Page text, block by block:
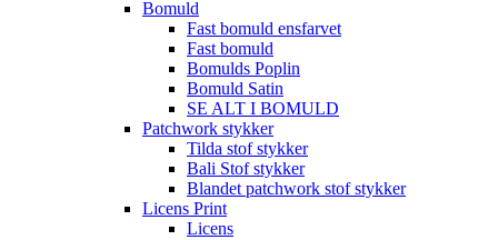
Bomuld
Fast bomuld ensfarvet
Fast bomuld
Bomulds Poplin
Bomuld Satin
SE ALT I BOMULD
Patchwork stykker
Tilda stof stykker
Bali Stof stykker
Blandet patchwork stof stykker
Licens Print
Licens